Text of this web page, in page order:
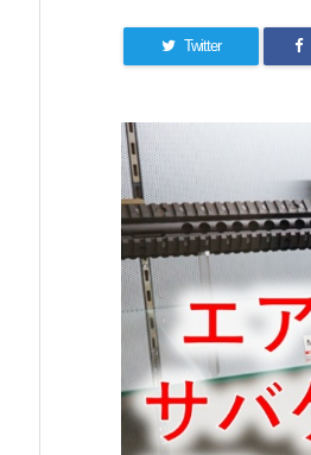
Twitter